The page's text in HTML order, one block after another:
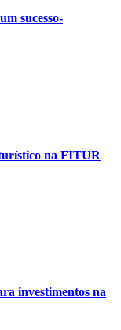
sucesso-
na FITUR
investimentos na